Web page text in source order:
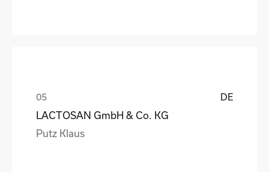
DE
LACTOSAN GmbH & Co. KG
Putz Klaus